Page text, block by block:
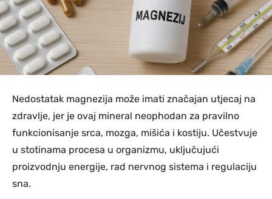
Nedostatak magnezija može imati značajan utjecaj na
zdravlje, jer je ovaj mineral neophodan za pravilno
funkcionisanje srca, mozga, mišića i kostiju. Učestvuje
u stotinama procesa u organizmu, uključujući
proizvodnju energije, rad nervnog sistema i regulaciju
sna.